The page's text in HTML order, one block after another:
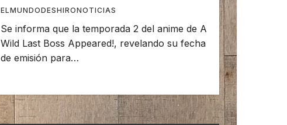
ELMUNDODESHIRONOTICIAS
Se informa que la temporada 2 del anime de A
Wild Last Boss Appeared!, revelando su fecha
de emisión para…